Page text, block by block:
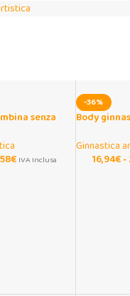
senza
€ IVA Inclusa
-36%
Body
maniche
Ginnastica
16,94€-